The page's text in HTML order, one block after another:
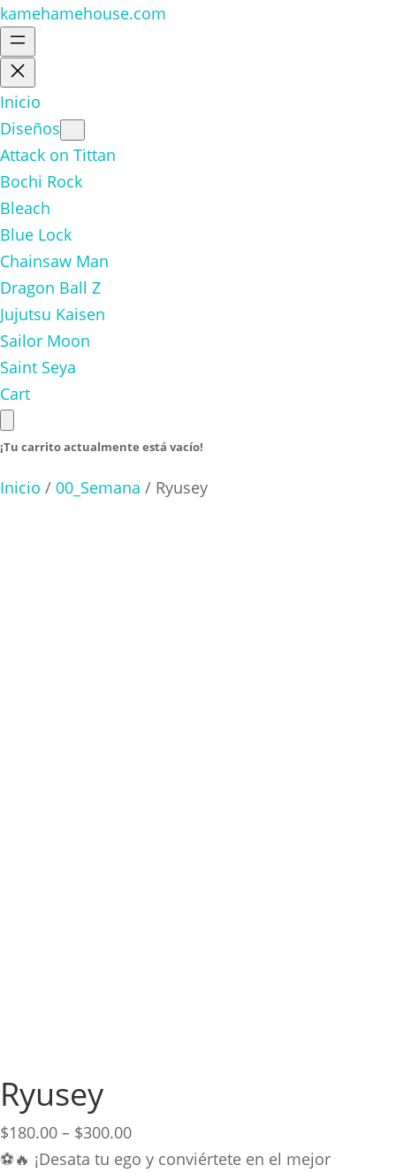
kamehamehouse.com
Inicio
Diseños
Attack on Tittan
Bochi Rock
Bleach
Blue Lock
Chainsaw Man
Dragon Ball Z
Jujutsu Kaisen
Sailor Moon
Saint Seya
Cart
¡Tu carrito actualmente está vacío!
Inicio / 00_Semana / Ryusey
Ryusey
$180.00 – $300.00Price
range:
⚽🔥 ¡Desata tu ego y conviértete en el mejor